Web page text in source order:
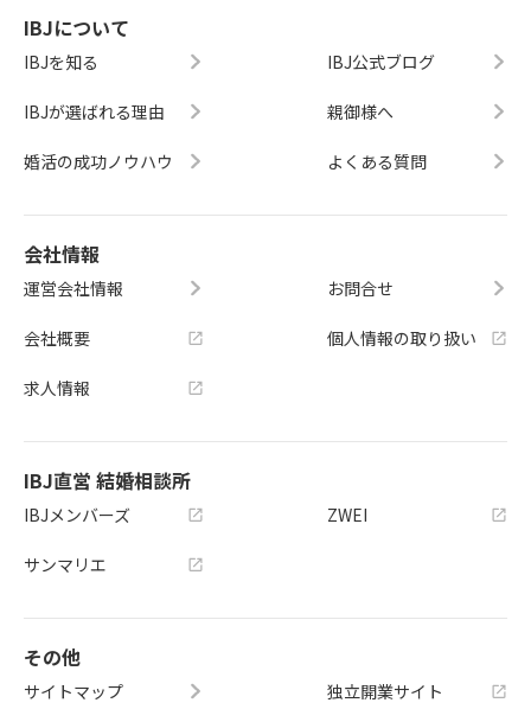
IBJについて
IBJを知る
IBJが選ばれる理由
婚活の成功ノウハウ
IBJ公式ブログ
親御様へ
よくある質問
会社情報
運営会社情報
会社概要
求人情報
お問合せ
個人情報の取り扱い
IBJ直営 結婚相談所
IBJメンバーズ
サンマリエ
ZWEI
その他
サイトマップ
独立開業サイト